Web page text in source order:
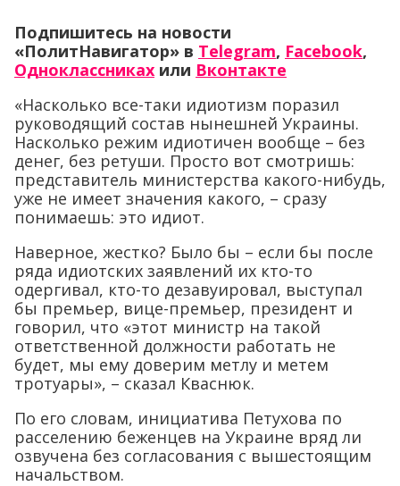
Подпишитесь на новости
«ПолитНавигатор» в Telegram, Facebook,
Одноклассниках или Вконтакте
«Насколько все-таки идиотизм поразил
руководящий состав нынешней Украины.
Насколько режим идиотичен вообще – без
денег, без ретуши. Просто вот смотришь:
представитель министерства какого-нибудь,
уже не имеет значения какого, – сразу
понимаешь: это идиот.
Наверное, жестко? Было бы – если бы после
ряда идиотских заявлений их кто-то
одергивал, кто-то дезавуировал, выступал
бы премьер, вице-премьер, президент и
говорил, что «этот министр на такой
ответственной должности работать не
будет, мы ему доверим метлу и метем
тротуары», – сказал Кваснюк.
По его словам, инициатива Петухова по
расселению беженцев на Украине вряд ли
озвучена без согласования с вышестоящим
начальством.